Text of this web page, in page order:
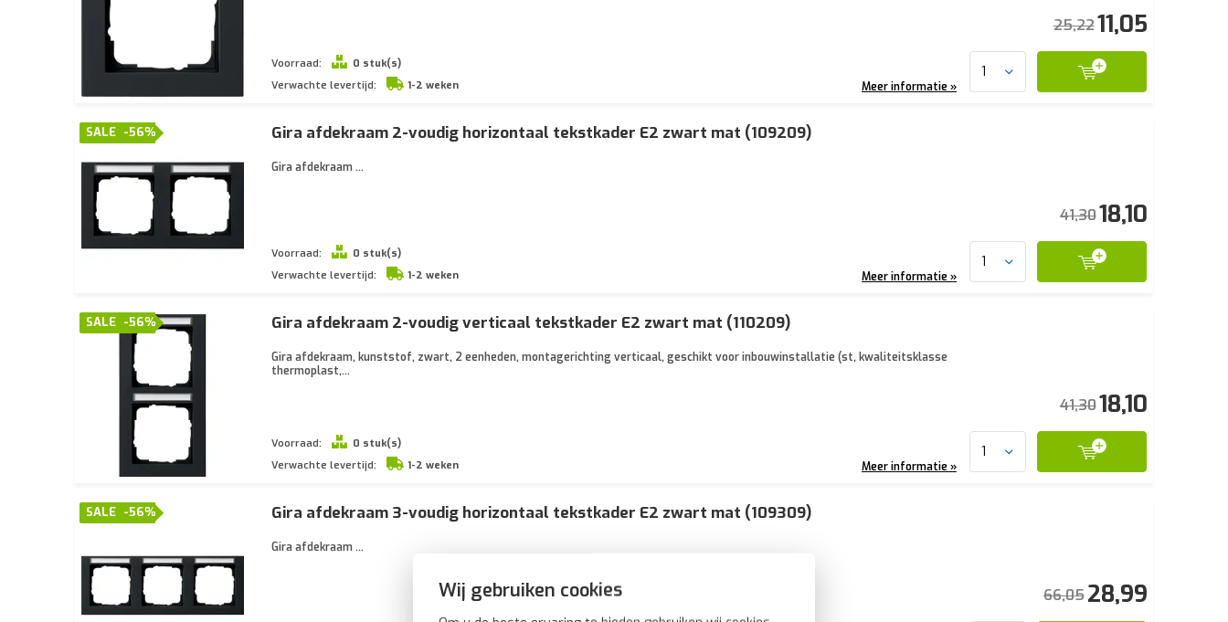
Wij gebruiken cookies
Voorraad:
0 stuk(s)
Verwachte levertijd:
1-2 weken
25,2211,05
Meer informatie »
-56%
SALE Gira afdekraam 2-voudig horizontaal tekstkader E2 zwart mat (109209)
Gira afdekraam ...
Voorraad:
0 stuk(s)
Verwachte levertijd:
1-2 weken
41,3018,10
Meer informatie »
-56%
SALE Gira afdekraam 2-voudig verticaal tekstkader E2 zwart mat (110209)
Gira afdekraam, kunststof, zwart, 2 eenheden, montagerichting verticaal, geschikt voor inbouwinstallatie (st, kwaliteitsklasse
thermoplast,...
Voorraad:
0 stuk(s)
Verwachte levertijd:
1-2 weken
41,3018,10
Meer informatie »
-56%
SALE Gira afdekraam 3-voudig horizontaal tekstkader E2 zwart mat (109309)
Gira afdekraam ...
66,0528,99